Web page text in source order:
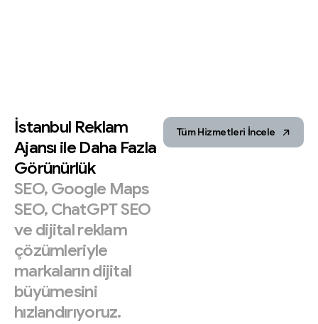
İstanbul Reklam
Ajansı ile Daha Fazla
Görünürlük
SEO, Google Maps
SEO, ChatGPTSEO
ve dijitalreklam
çözümleriyle
markalarındijital
büyümesini
hızlandırıyoruz.
Tüm Hizmetleri İncele